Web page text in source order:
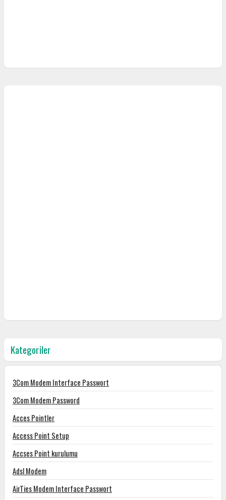
Kategoriler
3Com Modem Interface Passwort
3Com Modem Password
Acces Pointler
Access Point Setup
Accses Point kurulumu
Adsl Modem
AirTies Modem Interface Passwort